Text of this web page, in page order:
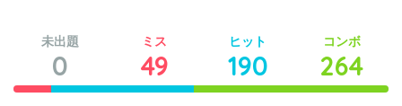
未出題
0
ミス
49
ヒット
190
コンボ
264